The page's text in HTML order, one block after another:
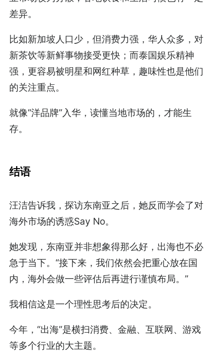
差异。
比如新加坡人口少，但消费力强，华人众多，对
新茶饮等新鲜事物接受更快；而泰国娱乐精神
强，更容易被明星和网红种草，趣味性也是他们
的关注重点。
就像“洋品牌”入华，读懂当地市场的，才能生
存。
结语
汪洁告诉我，探访东南亚之后，她反而学会了对
海外市场的诱惑Say No。
她发现，东南亚并非想象得那么好，出海也不必
急于当下。“接下来，我们依然会把重心放在国
内，海外会做一些评估后再进行谨慎布局。”
我相信这是一个理性思考后的决定。
今年，“出海”是横扫消费、金融、互联网、游戏
等多个行业的大主题。